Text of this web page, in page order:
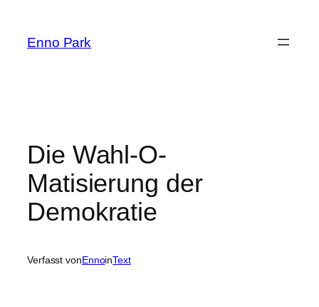
springen
Enno Park
Die Wahl-O-
Matisierung der
Demokratie
Verfasst vonEnnoinText